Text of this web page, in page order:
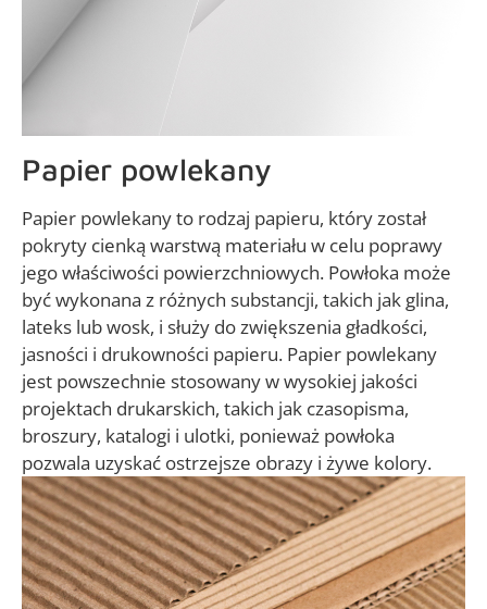
Papier powlekany
Papier powlekany to rodzaj papieru, który został
pokryty cienką warstwą materiału w celu poprawy
jego właściwości powierzchniowych. Powłoka może
być wykonana z różnych substancji, takich jak glina,
lateks lub wosk, i służy do zwiększenia gładkości,
jasności i drukowności papieru. Papier powlekany
jest powszechnie stosowany w wysokiej jakości
projektach drukarskich, takich jak czasopisma,
broszury, katalogi i ulotki, ponieważ powłoka
pozwala uzyskać ostrzejsze obrazy i żywe kolory.